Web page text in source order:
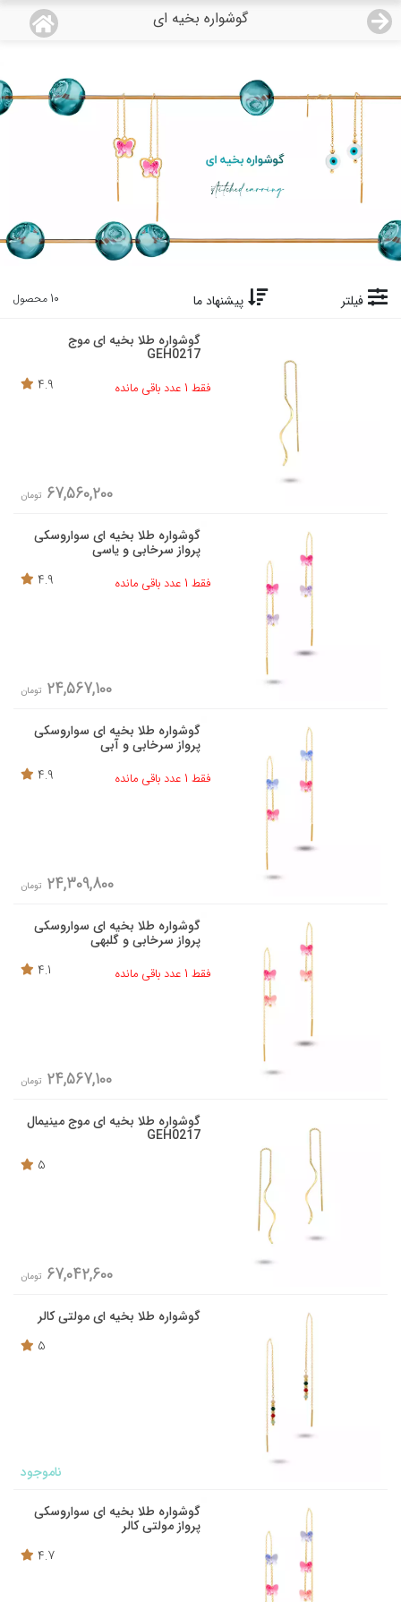
گوشواره بخیه ای
منو
صفحه اصلی
دسته بندی محصولات
نمایندگی ها
مجله روبی
درباره ما
فیلتر پیشنهاد ما 10 محصول
گوشواره طلا بخیه ای موج
GEH0217
فقط 1 عدد باقی مانده
4.9
67,560,200 تومان
گوشواره طلا بخیه ای سواروسکی
پرواز سرخابی و یاسی
فقط 1 عدد باقی مانده
4.9
24,567,100 تومان
گوشواره طلا بخیه ای سواروسکی
پرواز سرخابی و آبی
فقط 1 عدد باقی مانده
4.9
24,309,800 تومان
گوشواره طلا بخیه ای سواروسکی
پرواز سرخابی و گلبهی
فقط 1 عدد باقی مانده
4.1
24,567,100 تومان
گوشواره طلا بخیه ای موج مینیمال
GEH0217
5
67,042,600 تومان
گوشواره طلا بخیه ای مولتی کالر
5
ناموجود
گوشواره طلا بخیه ای سواروسکی
پرواز مولتی کالر
4.7